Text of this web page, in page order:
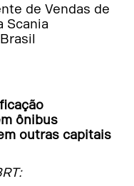
de Vendas de
Scania
ônibus
outras capitais